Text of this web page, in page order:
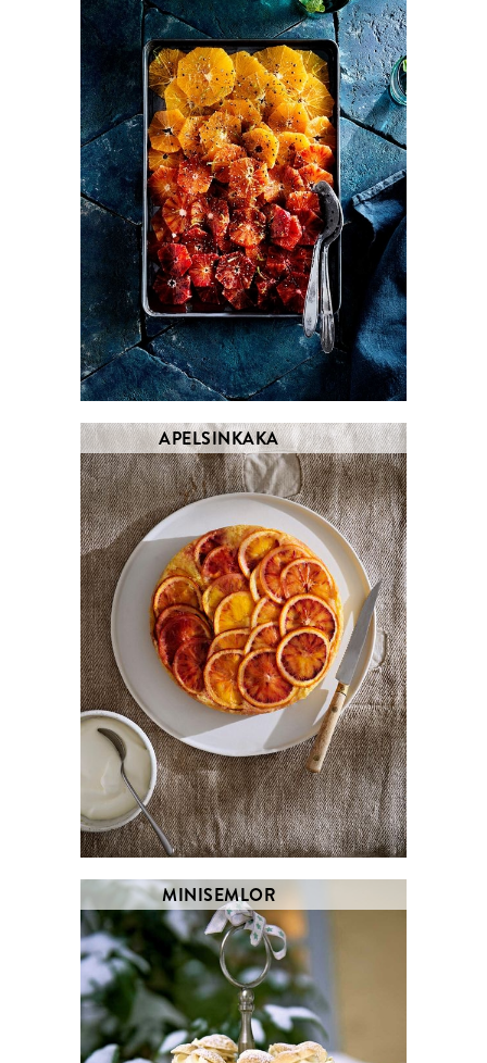
APELSINKAKA
MINISEMLOR